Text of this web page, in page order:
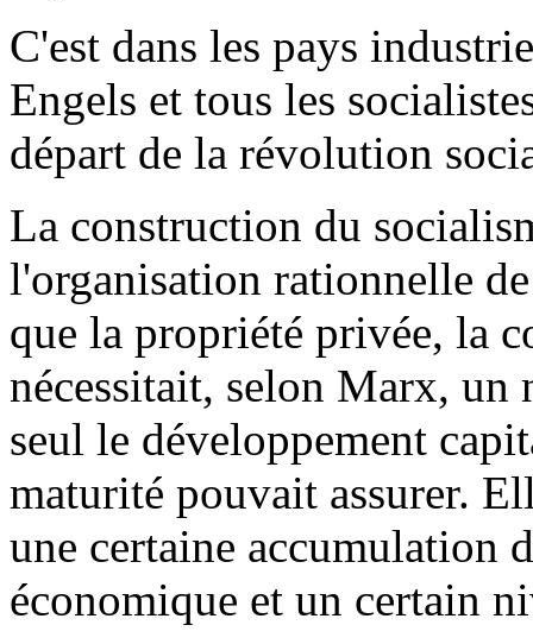
C'est dans les pays
Engels et tous les
départ de la révolution
La construction du
l'organisation rationnelle
que la propriété privée, la
nécessitait, selon Marx, un
seul le développement
maturité pouvait assurer.
une certaine accumulation
économique et un certain